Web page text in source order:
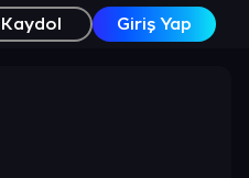
Kaydol Giriş Yap